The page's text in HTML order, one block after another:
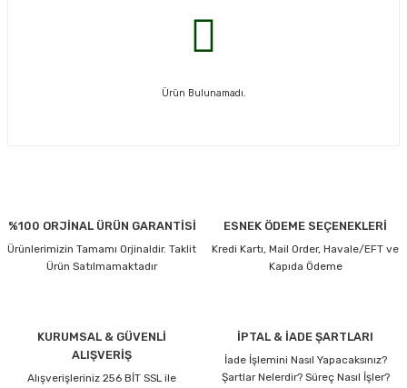
Ürün Bulunamadı.
%100 ORJİNAL ÜRÜN GARANTİSİ
Ürünlerimizin Tamamı Orjinaldir. Taklit
Ürün Satılmamaktadır
ESNEK ÖDEME SEÇENEKLERİ
Kredi Kartı, Mail Order, Havale/EFT ve
Kapıda Ödeme
KURUMSAL & GÜVENLİ
ALIŞVERİŞ
Alışverişleriniz 256 BİT SSL ile
İPTAL & İADE ŞARTLARI
İade İşlemini Nasıl Yapacaksınız?
Şartlar Nelerdir? Süreç Nasıl İşler?